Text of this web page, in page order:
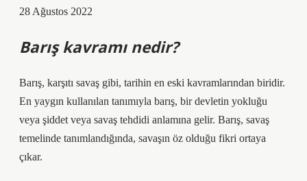
28 Ağustos 2022
Barış kavramı nedir?
Barış, karşıtı savaş gibi, tarihin en eski kavramlarından biridir.
En yaygın kullanılan tanımıyla barış, bir devletin yokluğu
veya şiddet veya savaş tehdidi anlamına gelir. Barış, savaş
temelinde tanımlandığında, savaşın öz olduğu fikri ortaya
çıkar.